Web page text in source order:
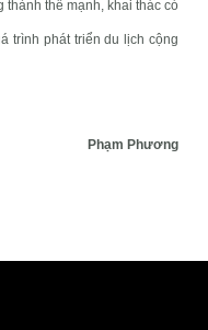
thế mạnh, khai thác có
trình phát triển du lịch cộng
Phạm Phương